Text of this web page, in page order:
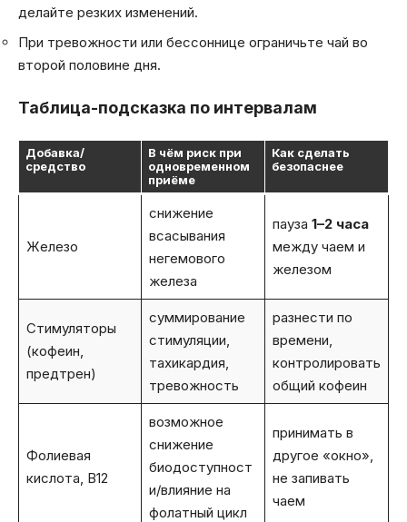
делайте резких изменений.
При тревожности или бессоннице ограничьте чай во
второй половине дня.
Таблица-подсказка по интервалам
Добавка/
средство
В чём риск при
одновременном
приёме
Как сделать
безопаснее
Железо
снижение
всасывания
негемового
железа
пауза 1–2 часа
между чаем и
железом
Стимуляторы
(кофеин,
предтрен)
суммирование
стимуляции,
тахикардия,
тревожность
разнести по
времени,
контролировать
общий кофеин
Фолиевая
кислота, B12
возможное
снижение
биодоступност
и/влияние на
фолатный цикл
принимать в
другое «окно»,
не запивать
чаем